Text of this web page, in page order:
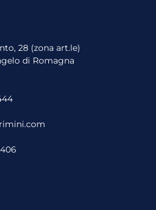
28 (zona art.le)
di Romagna